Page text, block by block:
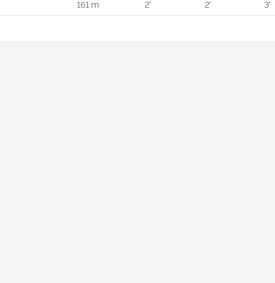
161 m 2' 2' 3'